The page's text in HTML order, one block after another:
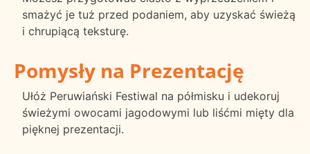
smażyć je tuż przed podaniem, aby uzyskać świeżą
i chrupiącą teksturę.
Pomysły na Prezentację
Ułóż Peruwiański Festiwal na półmisku i udekoruj
świeżymi owocami jagodowymi lub liśćmi mięty dla
pięknej prezentacji.